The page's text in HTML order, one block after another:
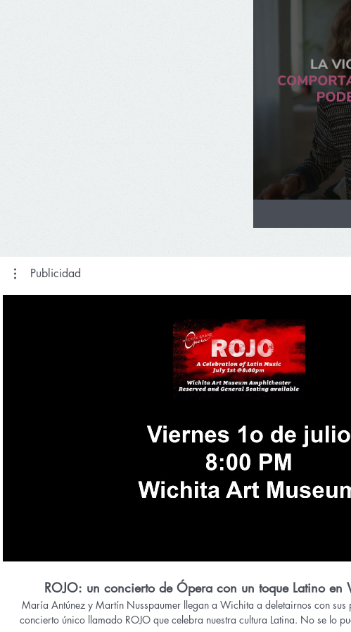
Publicidad
Reproducir video
ROJO: un concierto de Ópera con un toque Latino en
María Antúnez y Martín Nusspaumer llegan a Wichita a deletairnos con sus
concierto único llamado ROJO que celebra nuestra cultura Latina. No se lo pueden perder el viernes 1o